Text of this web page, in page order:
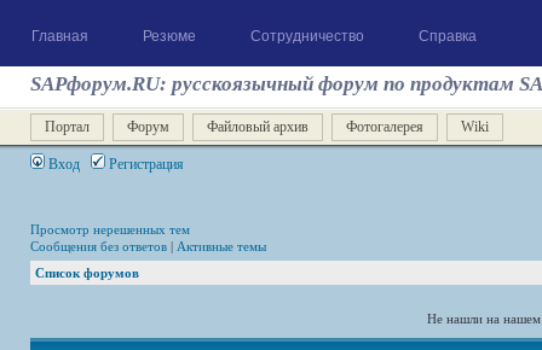
Главная Резюме Сотрудничество Справка
SAPфорум.RU: русскоязычный форум по продуктам
Портал Форум Файловый архив Фотогалерея Wiki
Вход Регистрация
Просмотр нерешенных тем
Сообщения без ответов | Активные темы
Список форумов
Не нашли на